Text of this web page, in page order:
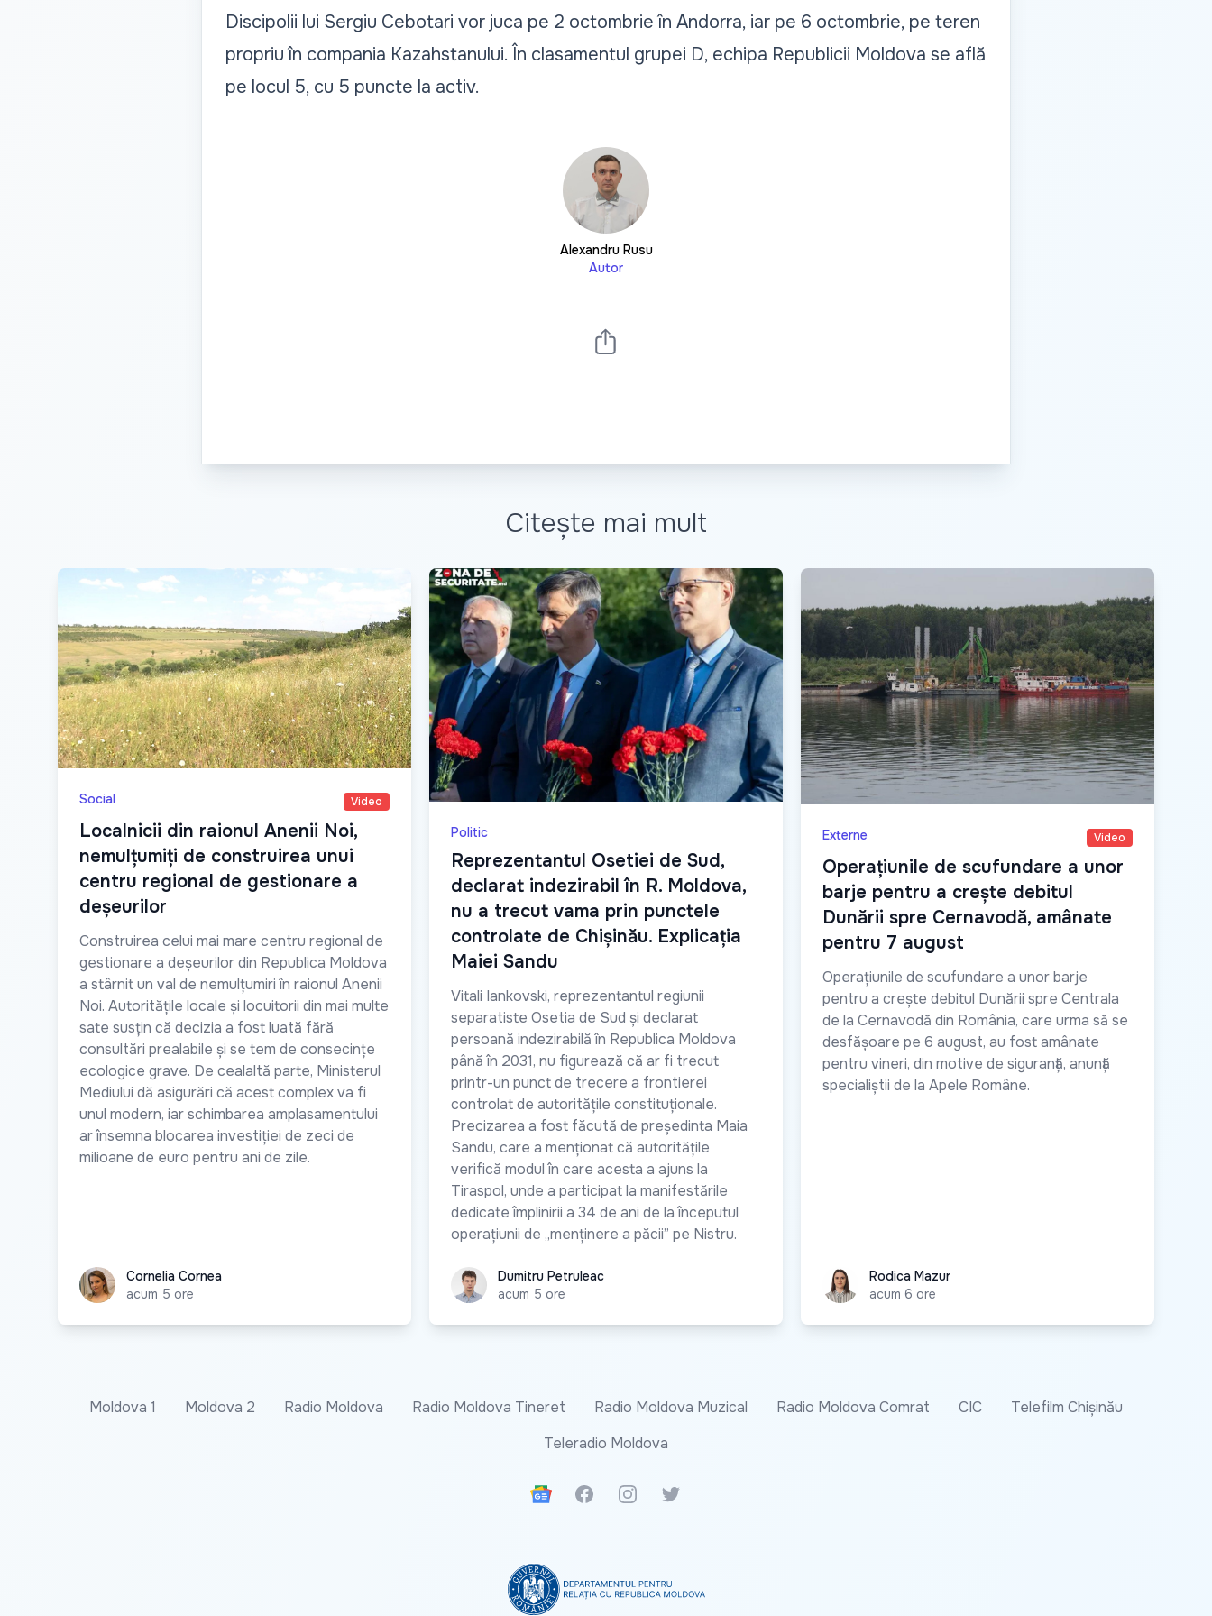
Discipolii lui Sergiu Cebotari vor juca pe 2 octombrie în Andorra, iar pe 6 octombrie, pe teren
propriu în compania Kazahstanului. În clasamentul grupei D, echipa Republicii Moldova se află
pe locul 5, cu 5 puncte la activ.
Alexandru Rusu
Autor
Citește mai mult
Social Video
Localnicii din raionul Anenii Noi,
nemulțumiți de construirea unui
centru regional de gestionare a
deșeurilor
Construirea celui mai mare centru regional de
gestionare a deșeurilor din Republica Moldova
a stârnit un val de nemulțumiri în raionul Anenii
Noi. Autoritățile locale și locuitorii din mai multe
sate susțin că decizia a fost luată fără
consultări prealabile și se tem de consecințe
ecologice grave. De cealaltă parte, Ministerul
Mediului dă asigurări că acest complex va fi
unul modern, iar schimbarea amplasamentului
ar însemna blocarea investiției de zeci de
milioane de euro pentru ani de zile.
Cornelia Cornea
Cornelia Cornea
acum 5 ore
Politic
Reprezentantul Osetiei de Sud,
declarat indezirabil în R. Moldova,
nu a trecut vama prin punctele
controlate de Chișinău. Explicația
Maiei Sandu
Vitali Iankovski, reprezentantul regiunii
separatiste Osetia de Sud și declarat
persoană indezirabilă în Republica Moldova
până în 2031, nu figurează că ar fi trecut
printr-un punct de trecere a frontierei
controlat de autoritățile constituționale.
Precizarea a fost făcută de președinta Maia
Sandu, care a menționat că autoritățile
verifică modul în care acesta a ajuns la
Tiraspol, unde a participat la manifestările
dedicate împlinirii a 34 de ani de la începutul
operațiunii de „menținere a păcii” pe Nistru.
Dumitru Petruleac
Dumitru Petruleac
acum 5 ore
Externe Video
Operațiunile de scufundare a unor
barje pentru a crește debitul
Dunării spre Cernavodă, amânate
pentru 7 august
Operațiunile de scufundare a unor barje
pentru a crește debitul Dunării spre Centrala
de la Cernavodă din România, care urma să se
desfășoare pe 6 august, au fost amânate
pentru vineri, din motive de siguranță, anunță
specialiștii de la Apele Române.
Rodica MazurRodica Mazur
acum 6 ore
Moldova 1 Moldova 2 Radio Moldova Radio Moldova Tineret Radio Moldova Muzical Radio Moldova Comrat CIC
Telefilm Chișinău
Teleradio Moldova
Google News
FacebookInstagramTwitter